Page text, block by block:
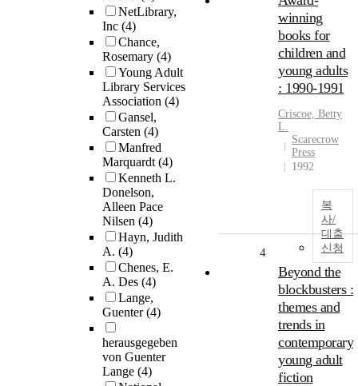
NetLibrary,
Inc (4)
Chance,
Rosemary (4)
Young Adult
Library Services
Association (4)
Gansel,
Carsten (4)
Manfred
Marquardt(4)
Kenneth L.
Donelson,
Alleen Pace
Nilsen (4)
Hayn, Judith
A. (4)
Chenes, E.
A. Des (4)
Lange,
Guenter(4)
herausgegeben
von Guenter
Lange (4)
winning
books for
children and
young adults
: 1990-1991
Criscoe, Betty
L.
Scarecrow
Press
1992
복
사/
대출
신청
4
Beyond the
blockbusters :
themes and
trends in
contemporary
young adult
fiction